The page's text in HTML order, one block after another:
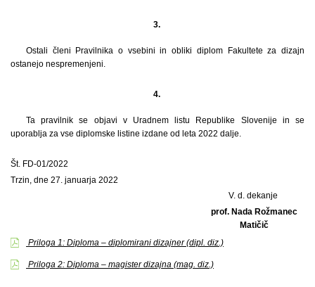
3.
Ostali členi Pravilnika o vsebini in obliki diplom Fakultete za dizajn
ostanejo nespremenjeni.
4.
Ta pravilnik se objavi v Uradnem listu Republike Slovenije in se
uporablja za vse diplomske listine izdane od leta 2022 dalje.
Št. FD-01/2022
Trzin, dne 27. januarja 2022
V. d. dekanje
prof. Nada Rožmanec
Matičič
Priloga 1: Diploma – diplomirani dizajner (dipl. diz.)
Priloga 2: Diploma – magister dizajna (mag. diz.)